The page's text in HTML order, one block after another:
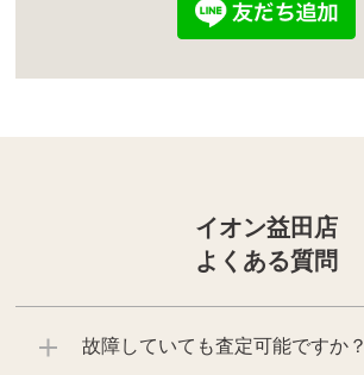
イオン益田店
よくある質問
故障していても査定可能ですか？